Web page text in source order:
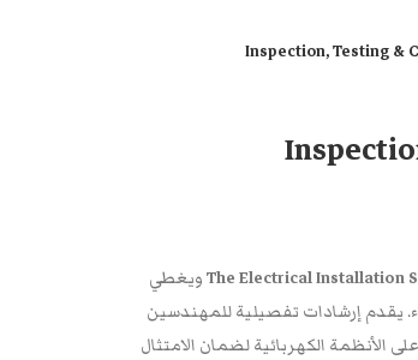
Inspection, Testing &
The Electrical Installationويغطي
يقدم إرشادات تفصيلية للمهندسين
الأنظمة الكهربائية لضمان الامتثال